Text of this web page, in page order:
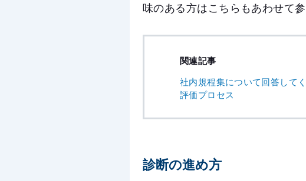
味のある方はこちらもあわせて参
関連記事
社内規程集について回答して
評価プロセス
診断の進め方